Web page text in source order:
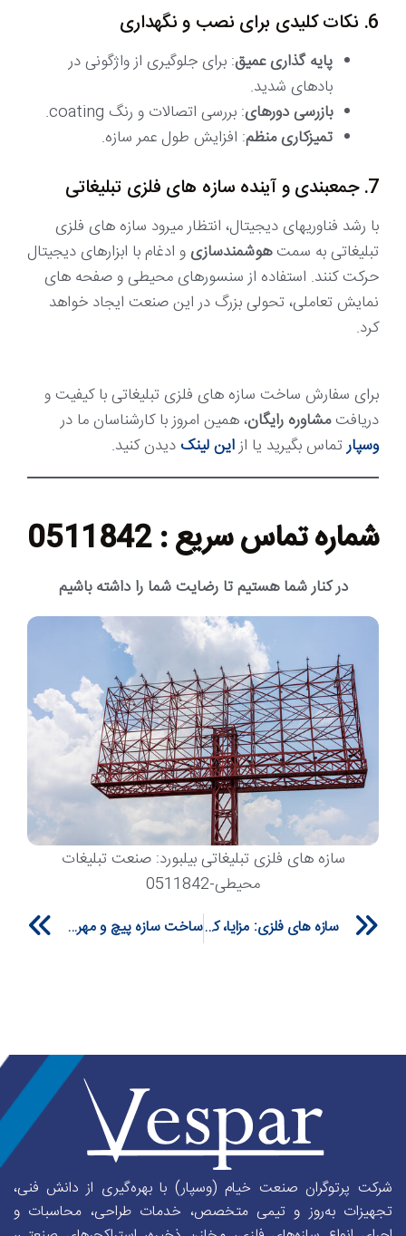
6. نکات کلیدی برای نصب و نگهداری
پایه گذاری عمیق: برای جلوگیری از واژگونی در
بادهای شدید.
بازرسی دورهای: بررسی اتصالات و رنگ coating.
تمیزکاری منظم: افزایش طول عمر سازه.
7. جمعبندی و آینده سازه های فلزی تبلیغاتی
با رشد فناوریهای دیجیتال، انتظار میرود سازه های فلزی
تبلیغاتی به سمتهوشمندسازیو ادغام با ابزارهای دیجیتال
حرکت کنند. استفاده از سنسورهای محیطی و صفحه های
نمایش تعاملی، تحولی بزرگ در این صنعت ایجاد خواهد
کرد.
برای سفارش ساخت سازه های فلزی تبلیغاتی با کیفیت و
دریافتمشاوره رایگان، همین امروز با کارشناسان ما در
وسپارتماس بگیرید یا ازاین لینکدیدن کنید.
شماره تماس سریع : 0511842
در کنار شما هستیم تا رضایت شما را داشته باشیم
سازه های فلزی تبلیغاتی بیلبورد: صنعت تبلیغات
محیطی-0511842
Prev سازه های فلزی: مزایا، کاربردها و فناوریهای نوین در صنعت ساخت وساز-0511842 ساخت سازه پیچ و مهره شرکت فولاد خراسان-1397
شرکت پرتوگران صنعت خیام (وسپار) با بهره‌گیری از دانش فنی،
تجهیزات به‌روز و تیمی متخصص، خدمات طراحی، محاسبات و